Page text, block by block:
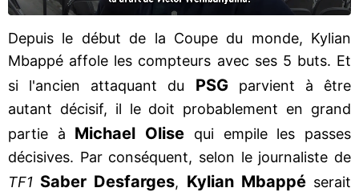
Depuis le début de la Coupe du monde, Kylian
Mbappé affole les compteurs avec ses 5 buts. Et
si l'ancien attaquant du PSG
parvient à être
autant décisif, il le doit probablement en grand
partie à Michael Olise qui empile les passes
décisives. Par conséquent, selon le journaliste de
TF1 Saber Desfarges, Kylian Mbappéserait